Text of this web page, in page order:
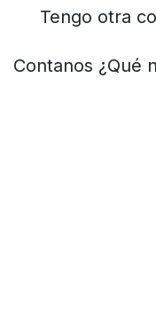
Tengo otra
Contanos ¿Qué